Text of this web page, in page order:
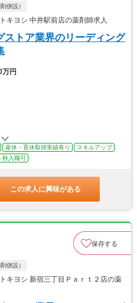
併設）
ヨシ 中井駅前店の薬剤師求人
ストア業界のリーディング
万円
産休・育休取得実績有り
スキルアップ
秋入職可
この求人に興味がある
保存する
併設）
ヨシ 新宿三丁目Ｐａｒｔ２店の薬